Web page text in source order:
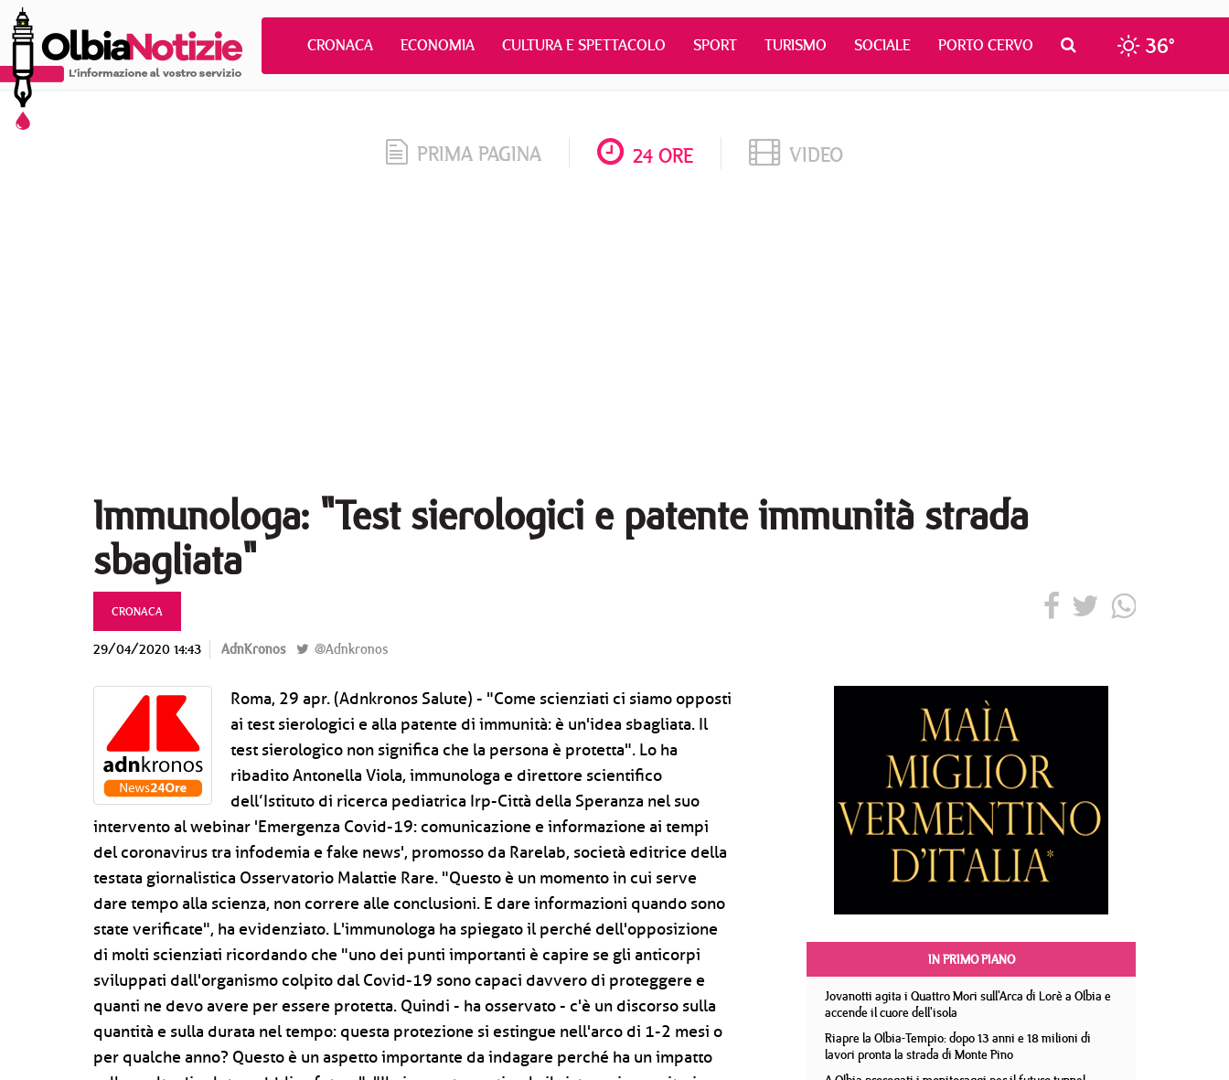
CRONACA ECONOMIA CULTURA E SPETTACOLO SPORT TURISMO SOCIALE PORTO CERVO 36°
PRIMA PAGINA 24 ORE VIDEO
Immunologa: "Test sierologici e patente immunità strada
sbagliata"
CRONACA
29/04/2020 14:43 AdnKronos @Adnkronos
Roma, 29 apr. (Adnkronos Salute) - "Come scienziati ci siamo opposti
ai test sierologici e alla patente di immunità: è un'idea sbagliata. Il
test sierologico non significa che la persona è protetta". Lo ha
ribadito Antonella Viola, immunologa e direttore scientifico
dell’Istituto di ricerca pediatrica Irp-Città della Speranza nel suo
intervento al webinar 'Emergenza Covid-19: comunicazione e informazione ai tempi
del coronavirus tra infodemia e fake news', promosso da Rarelab, società editrice della
testata giornalistica Osservatorio Malattie Rare. "Questo è un momento in cui serve
dare tempo alla scienza, non correre alle conclusioni. E dare informazioni quando sono
state verificate", ha evidenziato. L'immunologa ha spiegato il perché dell'opposizione
di molti scienziati ricordando che "uno dei punti importanti è capire se gli anticorpi
sviluppati dall'organismo colpito dal Covid-19 sono capaci davvero di proteggere e
quanti ne devo avere per essere protetta. Quindi - ha osservato - c'è un discorso sulla
quantità e sulla durata nel tempo: questa protezione si estingue nell'arco di 1-2 mesi o
per qualche anno? Questo è un aspetto importante da indagare perché ha un impatto
IN PRIMO PIANO
Jovanotti agita i Quattro Mori sull'Arca di Lorè a Olbia e
accende il cuore dell'isola
Riapre la Olbia-Tempio: dopo 13 anni e 18 milioni di
lavori pronta la strada di Monte Pino